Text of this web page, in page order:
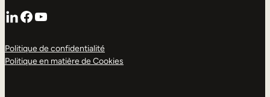
LinkedIn
Facebook
YouTube
Politique de confidentialité
Politique en matière de Cookies